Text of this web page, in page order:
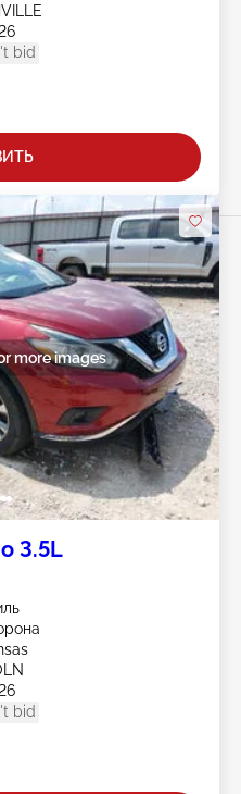
bid
more images
3.5L
bid